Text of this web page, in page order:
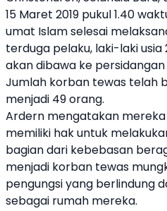
15 Maret 2019 pukul 1.40
umat Islamselesai
terduga pelaku, laki-laki
akan dibawa ke
Jumlah korban tewas telah
menjadi 49 orang.
Ardern mengatakan
memiliki hak untuk
bagian dari kebebasan
menjadi korban tewas
pengungsi yang berlindung
sebagai rumah mereka.